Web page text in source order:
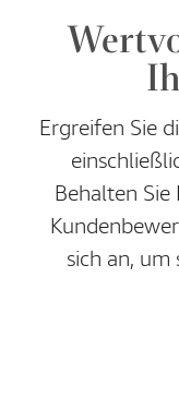
Ergreifen Sie
Behalten
sich an, um